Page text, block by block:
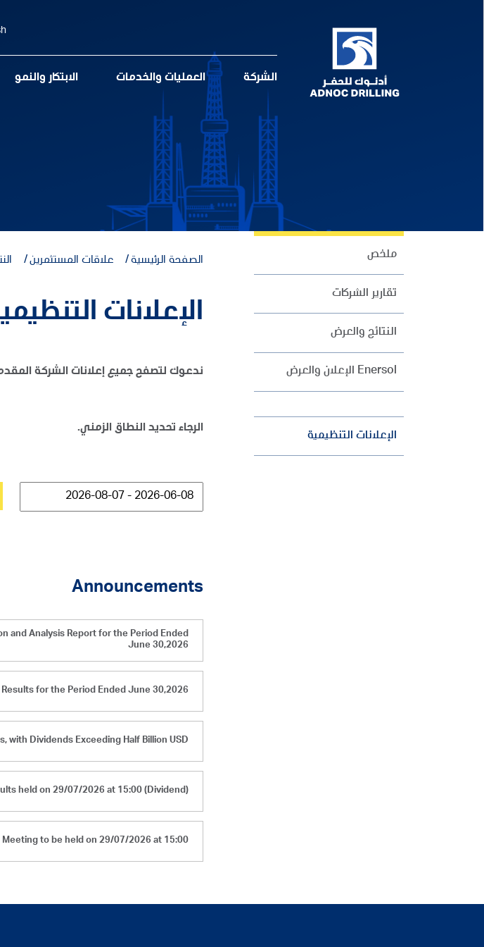
الشركة العمليات والخدمات الابتكار والنمو
ملخص
تقارير الشركات
النتائج والعرض
Enersol الإعلان والعرض
الإعلانات التنظيمية
الصفحة الرئيسية علاقات المستثمرين
الإعلانات
ندعوك لتصفح جميع إعلانات الشركة
الرجاء تحديد النطاق الزمني.
Announcements
and Analysis Report for the Period Ended
June 30,2026
Results for the Period Ended June 30,2026
with Dividends Exceeding Half Billion USD
held on 29/07/2026 at 15:00 (Dividend)
Meeting to be held on 29/07/2026 at 15:00